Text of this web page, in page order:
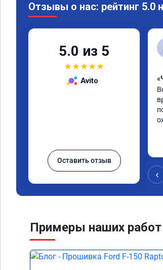
Отзывы о нас: рейтинг 5.0
5.0 из 5
★★★★★
Avito
Оставить отзыв
‹
Примеры наших работ